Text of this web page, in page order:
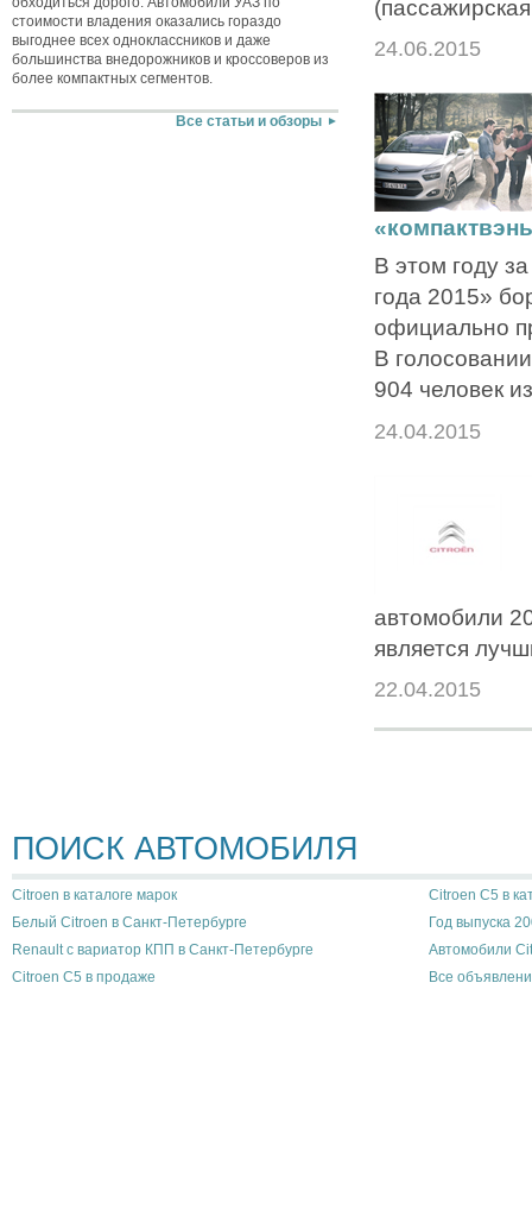
стоимости владения оказались гораздо
выгоднее всех одноклассников и даже
большинства внедорожников и кроссоверов из
более компактных сегментов.
Все статьи и обзоры
24.06.2015
В этом году
года 2015»
официально
В
904 человек
24.04.2015
автомобили
является
22.04.2015
ПОИСК АВТОМОБИЛЯ
Citroen в каталоге марок
Citroen C5 в
Белый Citroen в Санкт-Петербурге
Год выпуска
Renault с вариатор КПП в Санкт-Петербурге
Автомобили
Citroen C5 в продаже
Все